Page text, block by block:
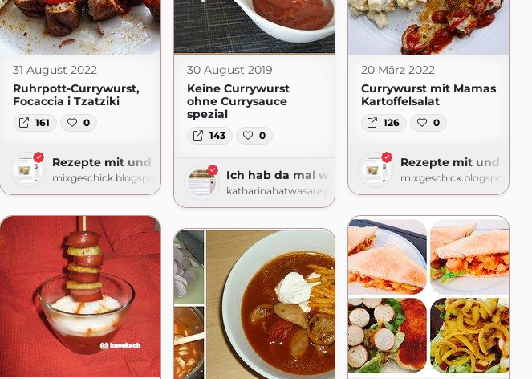
31 August 2022
Ruhrpott-Currywurst,
Focaccia i Tzatziki
161 0
Rezepte mit und ohne Thermomix
mixgeschick.blogspot.com
30 August 2019
Keine Currywurst
ohne Currysauce
spezial
143 0
Ich hab da mal was ausprobiert
katharinahatwasausprobiert.blogspot.com
20 März 2022
Currywurst mit Mamas
Kartoffelsalat
126 0
Rezepte mit und
mixgeschick.blogspot.com